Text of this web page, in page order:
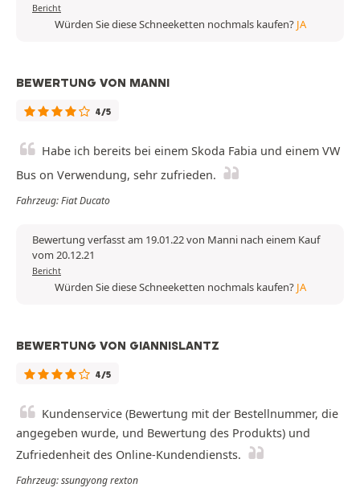
Bericht
Würden Sie diese Schneeketten nochmals kaufen? JA
BEWERTUNG VON MANNI
4/5
Habe ich bereits bei einem Skoda Fabia und einem VW
Bus on Verwendung, sehr zufrieden.
Fahrzeug: Fiat Ducato
Bewertung verfasst am 19.01.22 von Manni nach einem Kauf
vom 20.12.21
Bericht
Würden Sie diese Schneeketten nochmals kaufen? JA
BEWERTUNG VON GIANNISLANTZ
4/5
Kundenservice (Bewertung mit der Bestellnummer, die
angegeben wurde, und Bewertung des Produkts) und
Zufriedenheit des Online-Kundendiensts.
Fahrzeug: ssungyong rexton